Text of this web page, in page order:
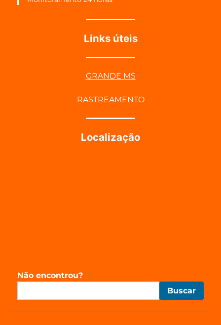
Links úteis
GRANDE MS
RASTREAMENTO
Localização
Não encontrou?
Buscar